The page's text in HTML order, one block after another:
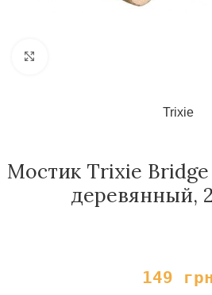
Trixie
Мостик Trixie
деревянный,
149 грн